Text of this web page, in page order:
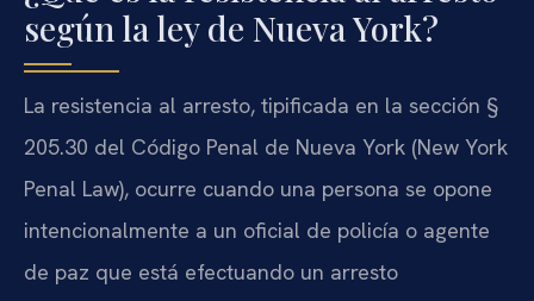
según la ley de Nueva York?
La resistencia al arresto, tipificada en la sección §
205.30 del Código Penal de Nueva York (New York
Penal Law), ocurre cuando una persona se opone
intencionalmente a un oficial de policía o agente
de paz que está efectuando un arresto